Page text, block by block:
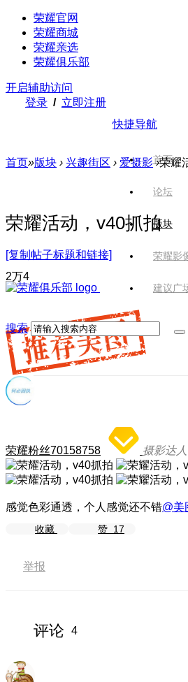
荣耀官网
荣耀商城
荣耀亲选
荣耀俱乐部
开启辅助访问
登录 / 立即注册
快捷导航
首页
论坛
版块
荣耀影
建议广
搜索
首页»版块 › 兴趣街区 › 爱摄影 ›荣耀
荣耀活动，v40抓拍
[复制帖子标题和链接]
2万4
荣耀粉丝70158758 摄影达人
感觉色彩通透，个人感觉还不错@美
收藏 赞 17
举报
评论 4